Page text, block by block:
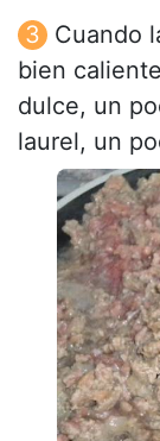
Cuando
bien
dulce, un
laurel, un